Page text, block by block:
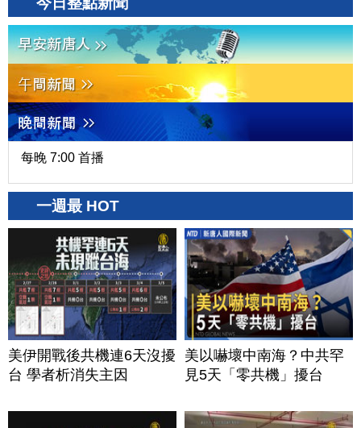
每晚 7:00 首播
一週最 HOT
美伊開戰後共機連6天沒擾
台 學者析消失主因
美以嚇壞中南海？中共罕
見5天「零共機」擾台